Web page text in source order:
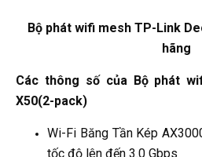
Bộ phát wifi mesh TP-Link
hãng
Các thông số của Bộ phát
X50(2-pack)
Wi-Fi Băng Tần Kép
tốc độ lên đến 3.0 Gbps